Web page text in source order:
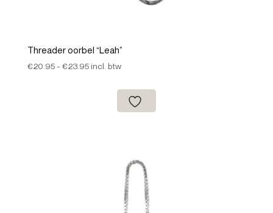
Threader oorbel “Leah”
€20.95 - €23.95Prijsklasse:
incl. btw